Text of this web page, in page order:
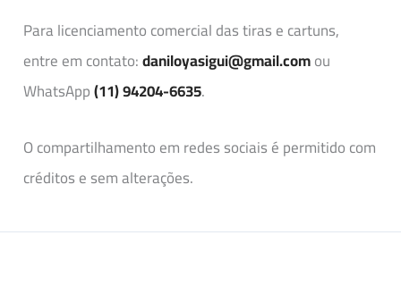
Para licenciamento comercial das tiras e cartuns,
entre em contato:daniloyasigui@gmail.comou
WhatsApp(11) 94204-6635.
O compartilhamento em redes sociais é permitido com
créditos e sem alterações.